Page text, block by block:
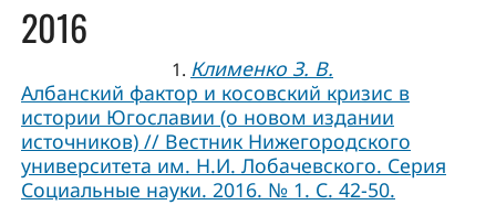
2016
1. Клименко З. В.
Албанский фактор и косовский кризис в
истории Югославии (о новом издании
источников) // Вестник Нижегородского
университета им. Н.И. Лобачевского. Серия
Социальные науки. 2016. № 1. С. 42-50.